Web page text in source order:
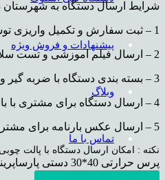
پیشنهادات و فروش ویژه
وبلاگ
تماس با ما
شرایط ارسال دستگاه به شهرستان
1 – ثبت سفارش و تکمیل واریزی توسط مشتری
2 – ارسال فیلم اموزشی و تست سلامت دستگاه
3 – بسته بندی دستگاه با ضربه گیر و ارسال عکس دستگاه بسته بندی شده برای مشتری
4 – ارسال دستگاه برای مشتری با باربری (هزینه ی باربری و کرایه شهری پسکرایه می شود)
5 – ارسال عکس بارنامه برای مشتری
نکته : امکان ارسال دستگاه با پالت
پرس حرارتی 40*30 دستی پارساپرینت عدد